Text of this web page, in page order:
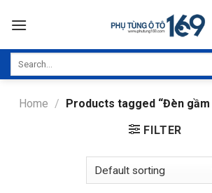
Home / Products tagged “Đèn
FILTER